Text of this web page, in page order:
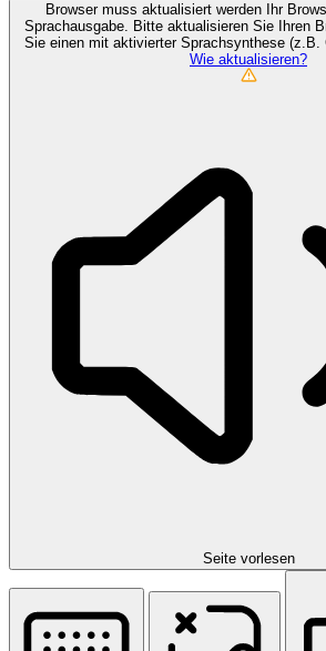
Browser muss aktualisiert werden
Ihr
Sprachausgabe. Bitte aktualisieren Sie Ihren
Sie einen mit aktivierter Sprachsynthese (z.B.
Wie aktualisieren?
Seite vorlesen